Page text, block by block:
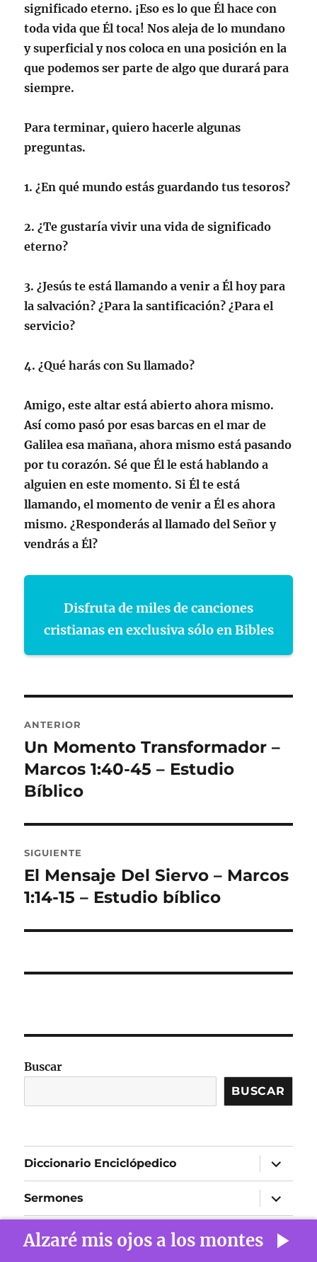
significado eterno. ¡Eso es lo que Él hace con
toda vida que Él toca! Nos aleja de lo mundano
y superficial y nos coloca en una posición en la
que podemos ser parte de algo que durará para
siempre.
Para terminar, quiero hacerle algunas
preguntas.
1. ¿En qué mundo estás guardando tus tesoros?
2. ¿Te gustaría vivir una vida de significado
eterno?
3. ¿Jesús te está llamando a venir a Él hoy para
la salvación? ¿Para la santificación? ¿Para el
servicio?
4. ¿Qué harás con Su llamado?
Amigo, este altar está abierto ahora mismo.
Así como pasó por esas barcas en el mar de
Galilea esa mañana, ahora mismo está pasando
por tu corazón. Sé que Él le está hablando a
alguien en este momento. Si Él te está
llamando, el momento de venir a Él es ahora
mismo. ¿Responderás al llamado del Señor y
vendrás a Él?
Disfruta de miles de canciones
cristianas en exclusiva sólo en Bibles
de
entradas
ANTERIOR
Entrada
anterior:
Un Momento Transformador –
Marcos 1:40-45 – Estudio
Bíblico
SIGUIENTE
Entrada
siguiente:
El Mensaje Del Siervo – Marcos
1:14-15 – Estudio bíblico
Buscar
BUSCAR
Diccionario Enciclópedico
expandir
el
menú
inferior
Sermones
expandir
el
menú
Comentarios
Alzaré mis ojos a los montes